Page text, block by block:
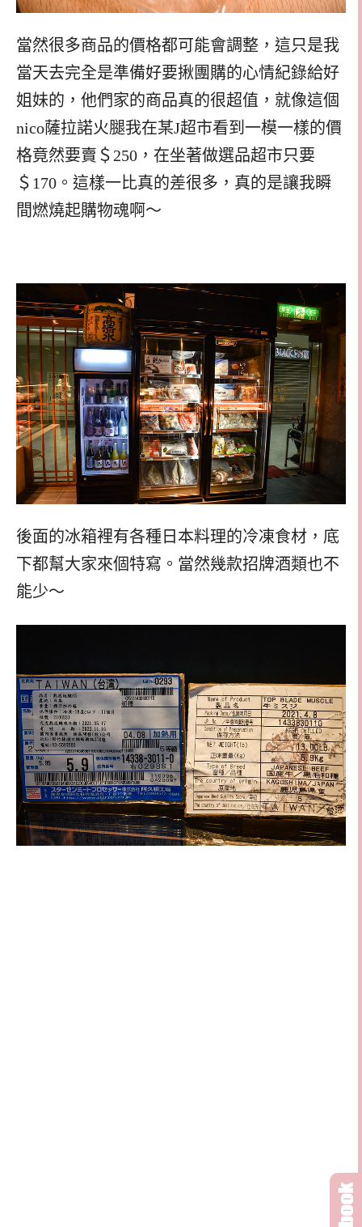
當然很多商品的價格都可能會調整，這只是我
當天去完全是準備好要揪團購的心情紀錄給好
姐妹的，他們家的商品真的很超值，就像這個
nico薩拉諾火腿我在某J超市看到一模一樣的價
格竟然要賣＄250，在坐著做選品超市只要
＄170。這樣一比真的差很多，真的是讓我瞬
間燃燒起購物魂啊～
後面的冰箱裡有各種日本料理的冷凍食材，底
下都幫大家來個特寫。當然幾款招牌酒類也不
能少～